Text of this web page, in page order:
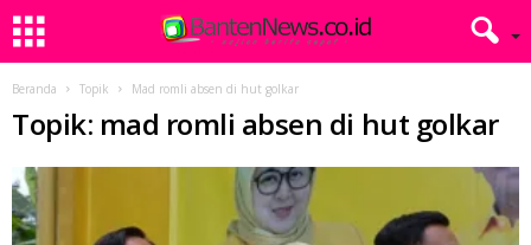
Beranda Topik Mad romli absen di hut golkar
Topik: mad romli absen di hut golkar